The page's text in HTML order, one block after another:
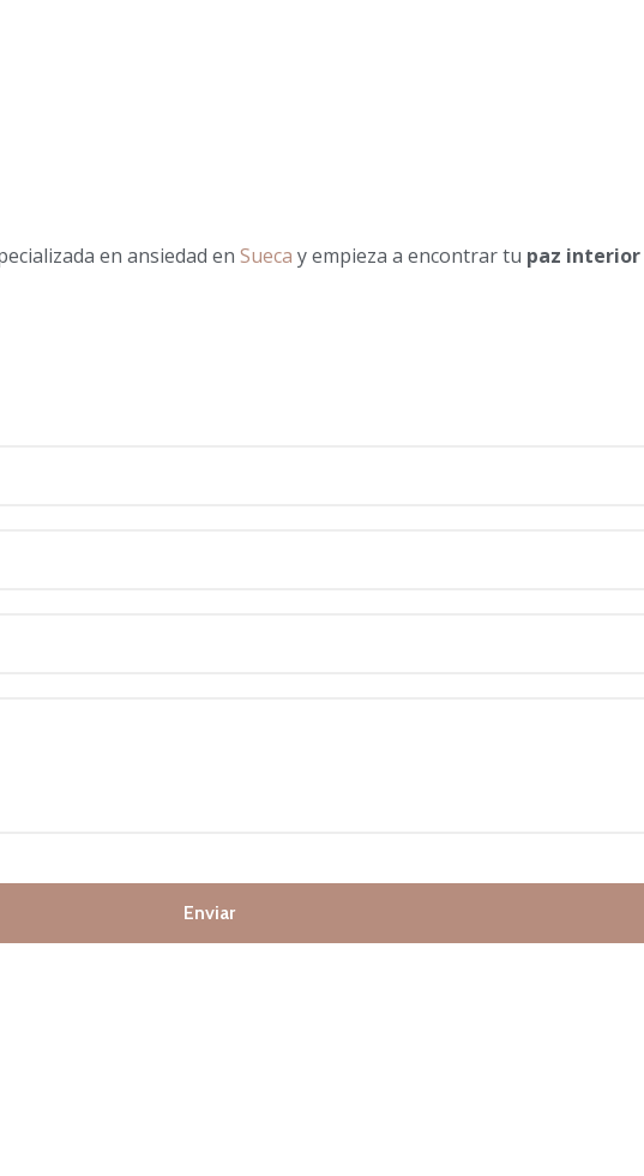
en ansiedad en Sueca y empieza a encontrar tu paz interior
Enviar